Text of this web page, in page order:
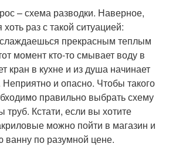
– схема разводки. Наверное,
раз с такой ситуацией:
прекрасным теплым
момент кто-то смывает воду в
кран в кухне и из душа начинает
Неприятно и опасно. Чтобы такого
правильно выбрать схему
труб. Кстати, если вы хотите
можно пойти в магазин и
ванну по разумной цене.